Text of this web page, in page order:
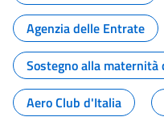
Agenzia delle Entrate
Sostegno alla maternità
Aero Club d'Italia